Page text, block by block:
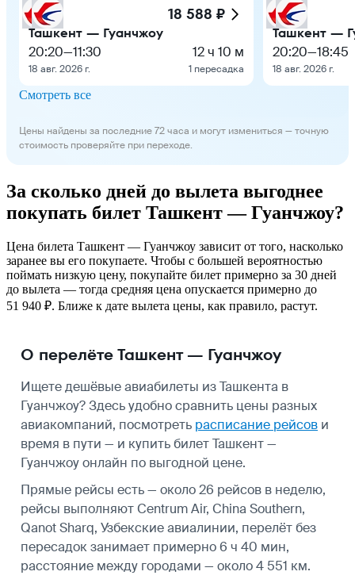
18 588 ₽
Ташкент — Гуанчжоу
20:20—11:30
18 авг. 2026 г.
12 ч 10 м
1 пересадка
Ташкент —
20:20—18:45
18 авг. 2026 г.
Смотреть все
Цены найдены за последние 72 часа и могут измениться — точную
стоимость проверяйте при переходе.
За сколько дней до вылета выгоднее
покупать билет Ташкент — Гуанчжоу?
Цена билета Ташкент — Гуанчжоу зависит от того, насколько
заранее вы его покупаете. Чтобы с большей вероятностью
поймать низкую цену, покупайте билет примерно за 30 дней
до вылета — тогда средняя цена опускается примерно до
51 940 ₽. Ближе к дате вылета цены, как правило, растут.
О перелёте Ташкент — Гуанчжоу
Ищете дешёвые авиабилеты из Ташкента в
Гуанчжоу? Здесь удобно сравнить цены разных
авиакомпаний, посмотреть расписание рейсов и
время в пути — и купить билет Ташкент —
Гуанчжоу онлайн по выгодной цене.
Прямые рейсы есть — около 26 рейсов в неделю,
рейсы выполняют Centrum Air, China Southern,
Qanot Sharq, Узбекские авиалинии, перелёт без
пересадок занимает примерно 6 ч 40 мин,
расстояние между городами — около 4 551 км.